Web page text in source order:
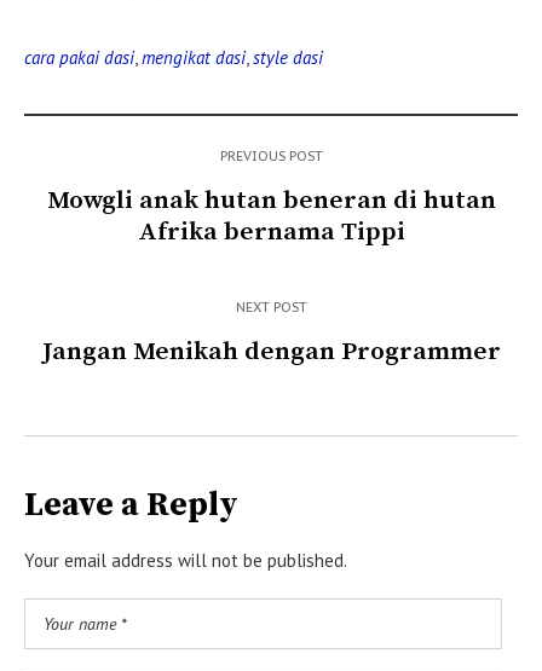
cara pakai dasi, mengikat dasi, style dasi
PREVIOUS POST
Mowgli anak hutan beneran di hutan
Afrika bernama Tippi
NEXT POST
Jangan Menikah dengan Programmer
Leave a Reply
Your email address will not be published.